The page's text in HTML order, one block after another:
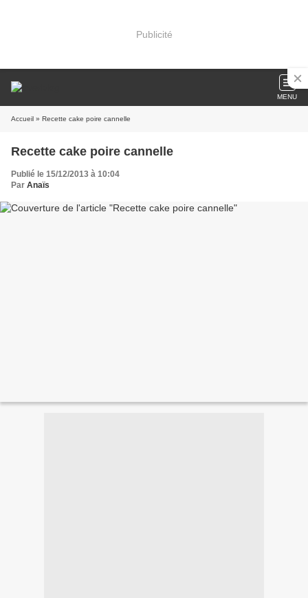
Publicité
MENU
Accueil » Recette cake poire cannelle
Recette cake poire cannelle
Publié le 15/12/2013 à 10:04
Par Anaïs